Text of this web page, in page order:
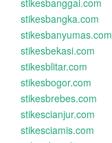
stikesbanggai.com
stikesbangka.com
stikesbanyumas.com
stikesbekasi.com
stikesblitar.com
stikesbogor.com
stikesbrebes.com
stikescianjur.com
stikesciamis.com